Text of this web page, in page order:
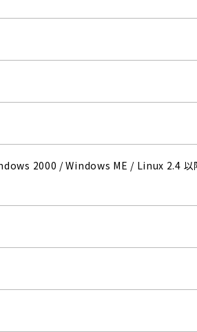
2000 / Windows ME / Linux 2.4 以